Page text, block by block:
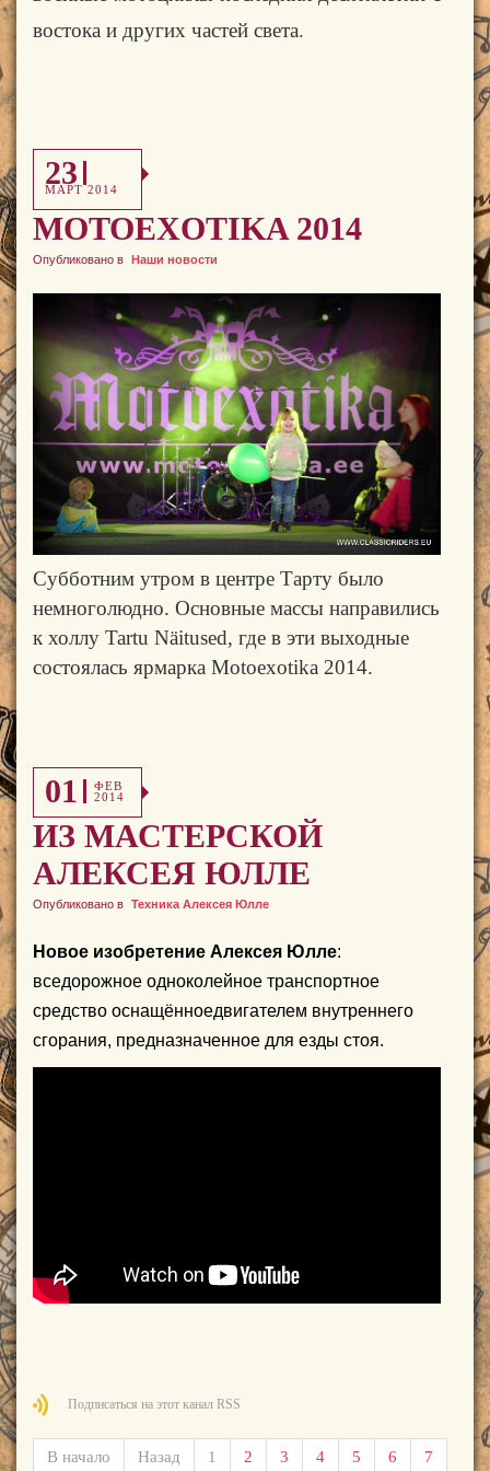
востока и других частей света.
23
МАРТ 2014
MOTOEXOTIKA 2014
Опубликовано в Наши новости
Субботним утром в центре Тарту было
немноголюдно. Основные массы направились
к холлу Tartu Näitused, где в эти выходные
состоялась ярмарка Motoexotika 2014.
01
ФЕВ
2014
ИЗ МАСТЕРСКОЙ
АЛЕКСЕЯ ЮЛЛЕ
Опубликовано в Техника Алексея Юлле
Новое изобретение Алексея Юлле:
вседорожное одноколейное транспортное
средство оснащённоедвигателем внутреннего
сгорания, предназначенное для езды стоя.
Подписаться на этот канал RSS
В начало Назад 1 2 3 4 5 6 7